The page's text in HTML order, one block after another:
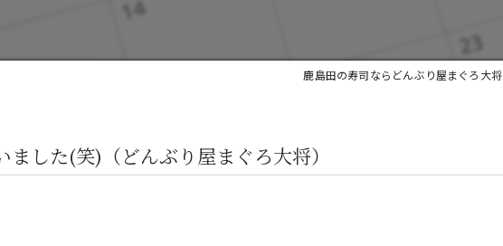
鹿島田の寿司ならどんぶり屋まぐろ大将
ました(笑)（どんぶり屋まぐろ大将）